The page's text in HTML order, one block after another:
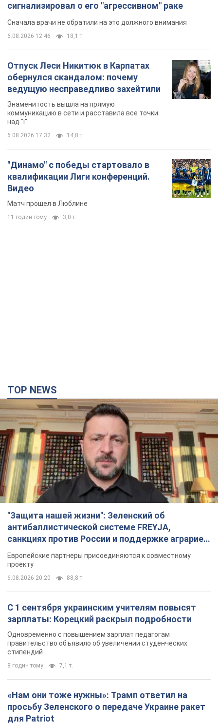
сигнализировал о его "агрессивном" раке
Сначала врачи не обратили на это должного внимания
6.08.2026 12:46 18,1 т.
Отпуск Леси Никитюк в Карпатах
обернулся скандалом: почему
ведущую несправедливо захейтили
Знаменитость вышла на прямую
коммуникацию в сети и расставила все точки
над "i"
6.08.2026 17:32 14,8 т.
"Динамо" с победы стартовало в
квалификации Лиги конференций.
Видео
Матч прошел в Люблине
11 годин тому 3,0 т.
TOP NEWS
"Защита нашей жизни": Зеленский об
антибаллистической системе FREYJA,
санкциях против России и поддержке аграриев.
Видео
Европейские партнеры присоединяются к совместному
проекту
6.08.2026 20:20 88,8 т.
С 1 сентября украинским учителям повысят
зарплаты: Корецкий раскрыл подробности
Одновременно с повышением зарплат педагогам
правительство объявило об увеличении студенческих
стипендий
8 годин тому 7,1 т.
«Нам они тоже нужны»: Трамп ответил на
просьбу Зеленского о передаче Украине ракет
для Patriot